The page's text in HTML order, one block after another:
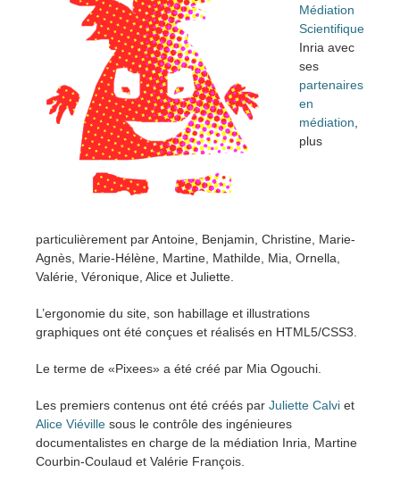
Médiation
Scientifique
Inria avec
ses
partenaires
en
médiation
plus
particulièrement par Antoine, Benjamin, Christine, Marie-
Agnès, Marie-Hélène, Martine, Mathilde, Mia, Ornella,
Valérie, Véronique, Alice et Juliette.
L’ergonomie du site, son habillage et illustrations
graphiques ont été conçues et réalisés en HTML5/CSS3.
Le terme de «Pixees» a été créé par Mia Ogouchi.
Les premiers contenus ont été créés par Juliette Calvi et
Alice Viéville sous le contrôle des ingénieures
documentalistes en charge de la médiation Inria, Martine
Courbin-Coulaud et Valérie François.